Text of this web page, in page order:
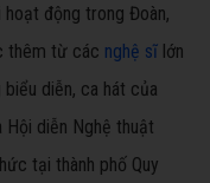
hoạt động trong Đoàn,
thêm từ các nghệ sĩ lớn
diễn, ca hát của
Hội diễn Nghệ thuật
tại thành phố Quy